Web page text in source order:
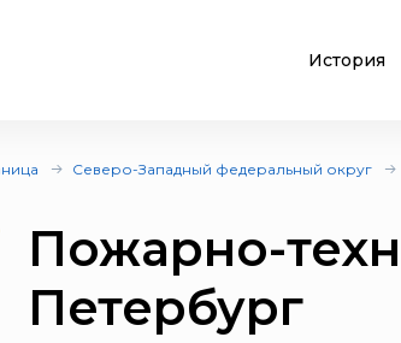
История
Северо-Западный федеральный округ
Пожарно-
Петербург